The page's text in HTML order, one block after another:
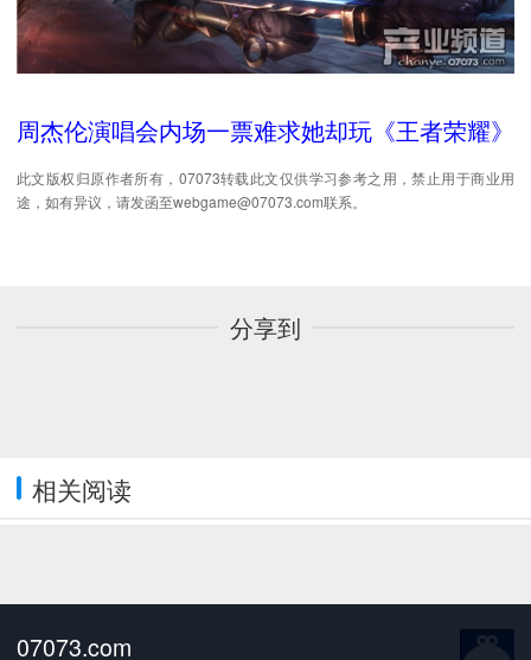
周杰伦演唱会内场一票难求她却玩《王者荣耀》
此文版权归原作者所有，07073转载此文仅供学习参考之用，禁止用于商业用
途，如有异议，请发函至webgame@07073.com联系。
分享到
相关阅读
07073.com